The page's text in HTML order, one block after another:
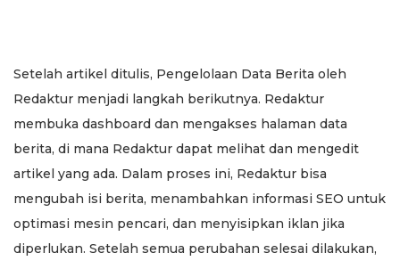
Setelah artikel ditulis, Pengelolaan Data Berita oleh
Redaktur menjadi langkah berikutnya. Redaktur
membuka dashboard dan mengakses halaman data
berita, di mana Redaktur dapat melihat dan mengedit
artikel yang ada. Dalam proses ini, Redaktur bisa
mengubah isi berita, menambahkan informasi SEO untuk
optimasi mesin pencari, dan menyisipkan iklan jika
diperlukan. Setelah semua perubahan selesai dilakukan,